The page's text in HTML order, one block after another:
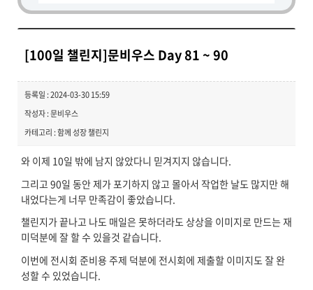
[100일 챌린지]문비우스 Day 81 ~ 90
등록일 : 2024-03-30 15:59
작성자 : 문비우스
카테고리 : 함께 성장 챌린지
와 이제 10일 밖에 남지 않았다니 믿겨지지 않습니다.
그리고 90일 동안 제가 포기하지 않고 몰아서 작업한 날도 많지만 해
내었다는게 너무 만족감이 좋았습니다.
챌린지가 끝나고 나도 매일은 못하더라도 상상을 이미지로 만드는 재
미덕분에 잘 할 수 있을것 같습니다.
이번에 전시회 준비용 주제 덕분에 전시회에 제출할 이미지도 잘 완
성할 수 있었습니다.